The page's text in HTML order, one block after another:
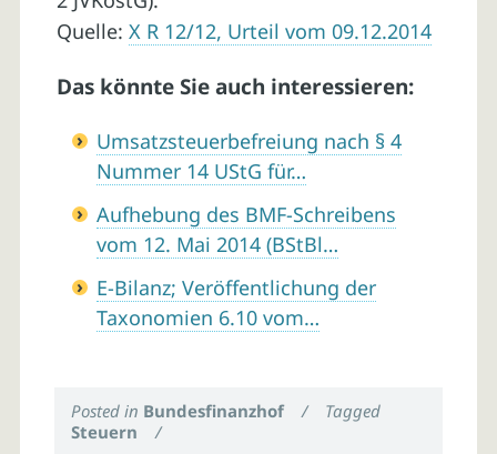
Quelle: X R 12/12, Urteil vom 09.12.2014
Das könnte Sie auch interessieren:
Umsatzsteuerbefreiung nach § 4
Nummer 14 UStG für…
Aufhebung des BMF-Schreibens
vom 12. Mai 2014 (BStBl…
E-Bilanz; Veröffentlichung der
Taxonomien 6.10 vom…
Posted in Bundesfinanzhof /
Tagged
Steuern
/